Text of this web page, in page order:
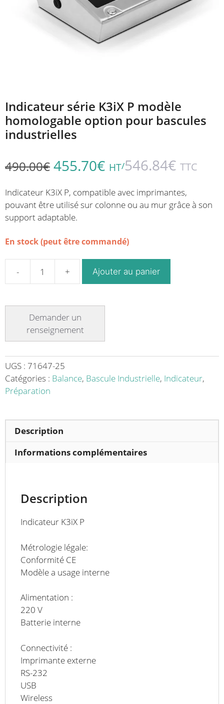
Indicateur série K3iX P modèle
homologable option pour bascules
industrielles
490.00€ 455.70€ HT/546.84€ TTC
Indicateur K3iX P, compatible avec imprimantes,
pouvant être utilisé sur colonne ou au mur grâce à son
support adaptable.
En stock (peut être commandé)
quantité
série
K3iX
P
option
Ajouter au panier
UGS : 71647-25
Catégories : Balance, Bascule Industrielle, Indicateur,
Préparation
Description
Informations complémentaires
Description
Indicateur K3iX P
Métrologie légale:
Conformité CE
Modèle a usage interne
Alimentation :
220 V
Batterie interne
Connectivité :
Imprimante externe
RS-232
USB
Wireless